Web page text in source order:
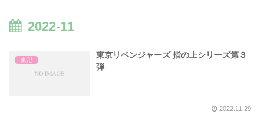
2022-11
東卍
東京リベンジャーズ 指の上シリーズ第３
弾
2022.11.29